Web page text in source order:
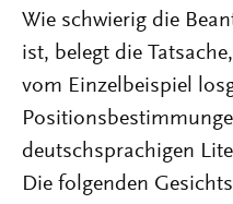
Wie schwierig die
ist, belegt die
vom Einzelbeispiel
deutschsprachigen
Die folgenden